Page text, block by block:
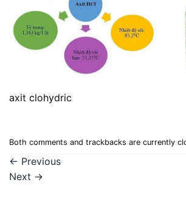
axit clohydric
Both comments and trackbacks are currently
← Previous
Next →